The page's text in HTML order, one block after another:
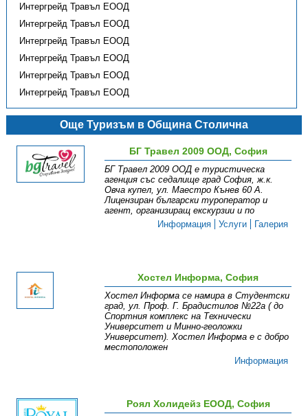
Интергрейд Травъл ЕООД
Интергрейд Травъл ЕООД
Интергрейд Травъл ЕООД
Интергрейд Травъл ЕООД
Интергрейд Травъл ЕООД
Интергрейд Травъл ЕООД
Още Туризъм в Община Столична
БГ Травел 2009 ООД, София
БГ Травел 2009 ООД е туристическа
агенция със седалище град София, ж.к.
Овча купел, ул. Маестро Кънев 60 А.
Лицензиран български туроператор и
агент, организиращ екскурзии и по
Информация
Услуги Галерия
Хостел Информа, София
Хостел Информа се намира в Студентски
град, ул. Проф. Г. Брадистилов №22а ( до
Спортния комплекс на Технически
Университет и Минно-геоложки
Университет). Хостел Информа е с добро
местоположен
Информация
Роял Холидейз ЕООД, София